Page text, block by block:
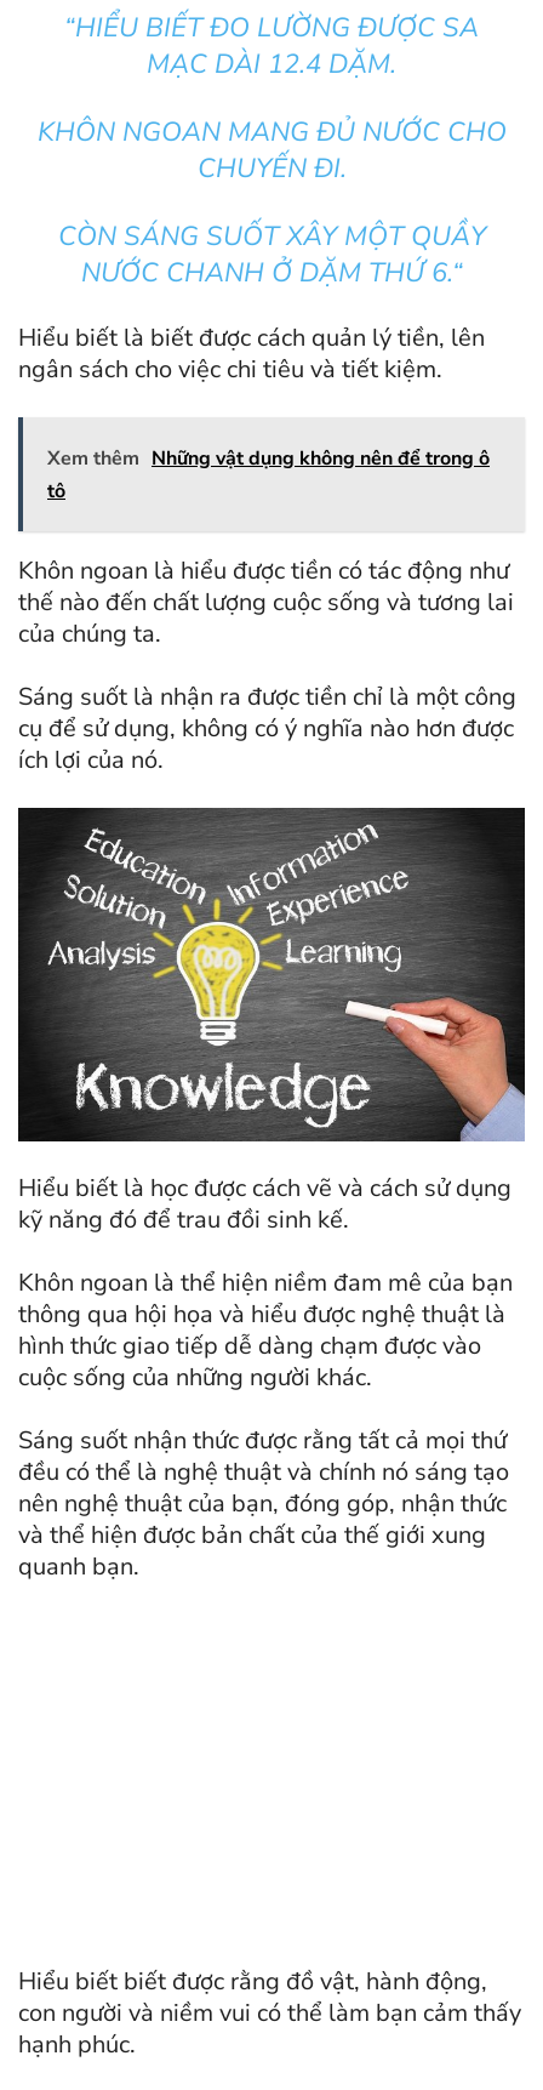
“HIỂU BIẾT ĐO LƯỜNG ĐƯỢC SA
MẠC DÀI 12.4 DẶM.
KHÔN NGOAN MANG ĐỦ NƯỚC CHO
CHUYẾN ĐI.
CÒN SÁNG SUỐT XÂY MỘT QUẦY
NƯỚC CHANH Ở DẶM THỨ 6.“
Hiểu biết là biết được cách quản lý tiền, lên
ngân sách cho việc chi tiêu và tiết kiệm.
Xem thêm Những vật dụng không nên để trong ô
tô
Khôn ngoan là hiểu được tiền có tác động như
thế nào đến chất lượng cuộc sống và tương lai
của chúng ta.
Sáng suốt là nhận ra được tiền chỉ là một công
cụ để sử dụng, không có ý nghĩa nào hơn được
ích lợi của nó.
Hiểu biết là học được cách vẽ và cách sử dụng
kỹ năng đó để trau đồi sinh kế.
Khôn ngoan là thể hiện niềm đam mê của bạn
thông qua hội họa và hiểu được nghệ thuật là
hình thức giao tiếp dễ dàng chạm được vào
cuộc sống của những người khác.
Sáng suốt nhận thức được rằng tất cả mọi thứ
đều có thể là nghệ thuật và chính nó sáng tạo
nên nghệ thuật của bạn, đóng góp, nhận thức
và thể hiện được bản chất của thế giới xung
quanh bạn.
Hiểu biết biết được rằng đồ vật, hành động,
con người và niềm vui có thể làm bạn cảm thấy
hạnh phúc.